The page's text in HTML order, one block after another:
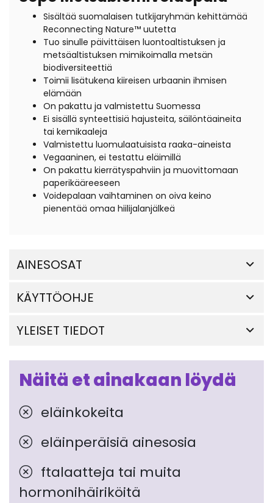
Sisältää suomalaisen tutkijaryhmän kehittämää
Reconnecting Nature™ uutetta
Tuo sinulle päivittäisen luontoaltistuksen ja
metsäaltistuksen mimikoimalla metsän
biodiversiteettiä
Toimii lisätukena kiireisen urbaanin ihmisen
elämään
On pakattu ja valmistettu Suomessa
Ei sisällä synteettisiä hajusteita, säilöntäaineita
tai kemikaaleja
Valmistettu luomulaatuisista raaka-aineista
Vegaaninen, ei testattu eläimillä
On pakattu kierrätyspahviin ja muovittomaan
paperikääreeseen
Voidepalaan vaihtaminen on oiva keino
pienentää omaa hiilijalanjälkeä
AINESOSAT
KÄYTTÖOHJE
YLEISET TIEDOT
Näitä et ainakaan löydä
eläinkokeita
eläinperäisiä ainesosia
ftalaatteja tai muita
hormonihäiriköitä